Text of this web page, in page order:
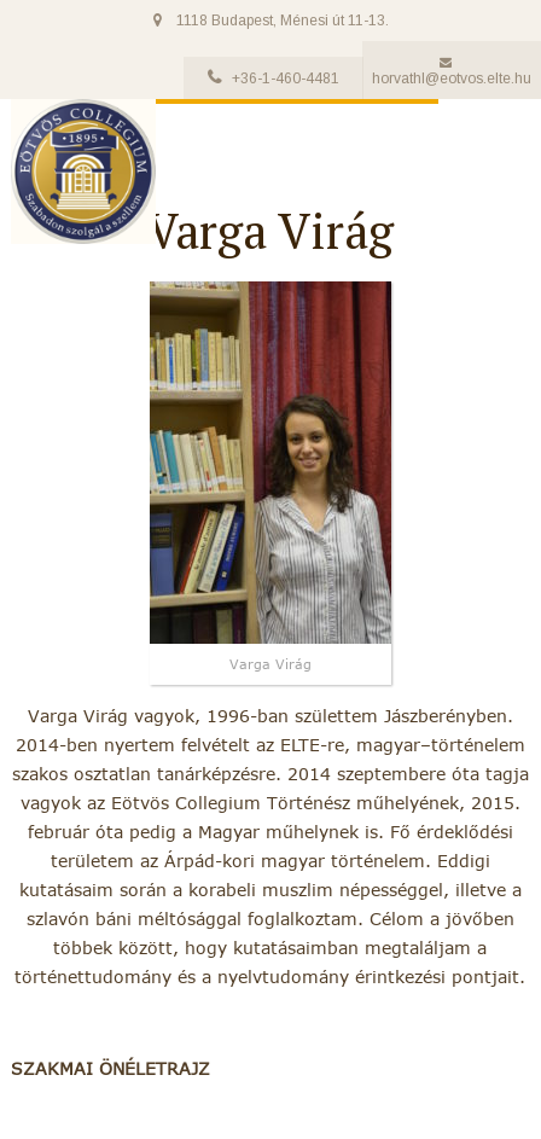
1118 Budapest, Ménesi út 11-13.
+36-1-460-4481 horvathl@eotvos.elte.hu
Varga Virág
Varga Virág
Varga Virág vagyok, 1996-ban születtem Jászberényben.
2014-ben nyertem felvételt az ELTE-re, magyar–történelem
szakos osztatlan tanárképzésre. 2014 szeptembere óta tagja
vagyok az Eötvös Collegium Történész műhelyének, 2015.
február óta pedig a Magyar műhelynek is. Fő érdeklődési
területem az Árpád-kori magyar történelem. Eddigi
kutatásaim során a korabeli muszlim népességgel, illetve a
szlavón báni méltósággal foglalkoztam. Célom a jövőben
többek között, hogy kutatásaimban megtaláljam a
történettudomány és a nyelvtudomány érintkezési pontjait.
SZAKMAI ÖNÉLETRAJZ